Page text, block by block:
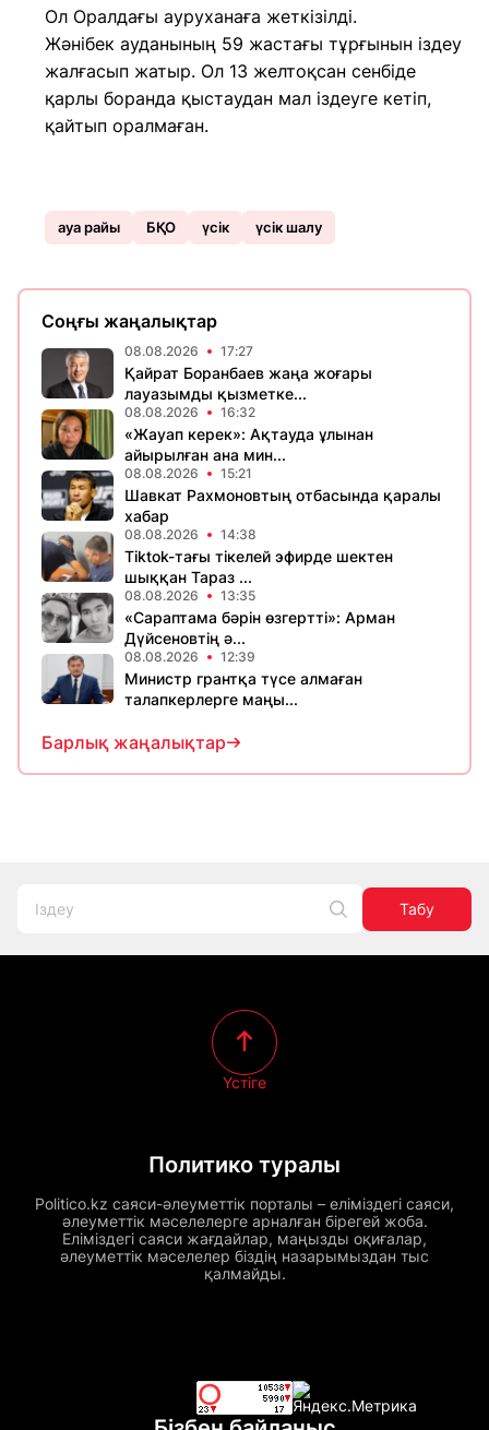
Ол Оралдағы ауруханаға жеткізілді.
Жәнібек ауданының 59 жастағы тұрғынын іздеу
жалғасып жатыр. Ол 13 желтоқсан сенбіде
қарлы боранда қыстаудан мал іздеуге кетіп,
қайтып оралмаған.
ауа райы БҚО үсік үсік шалу
Соңғы жаңалықтар
08.08.2026 17:27
Қайрат Боранбаев жаңа жоғары
лауазымды қызметке...
08.08.2026 16:32
«Жауап керек»: Ақтауда ұлынан
айырылған ана мин...
08.08.2026 15:21
Шавкат Рахмоновтың отбасында қаралы
хабар
08.08.2026 14:38
Tiktok-тағы тікелей эфирде шектен
шыққан Тараз ...
08.08.2026 13:35
«Сараптама бәрін өзгертті»: Арман
Дүйсеновтің ә...
08.08.2026 12:39
Министр грантқа түсе алмаған
талапкерлерге маңы...
Барлық жаңалықтар
Табу
Политико туралы
Politico.kz саяси-әлеуметтік порталы – еліміздегі саяси,
әлеуметтік мәселелерге арналған бірегей жоба.
Еліміздегі саяси жағдайлар, маңызды оқиғалар,
әлеуметтік мәселелер біздің назарымыздан тыс
қалмайды.
Үстіге